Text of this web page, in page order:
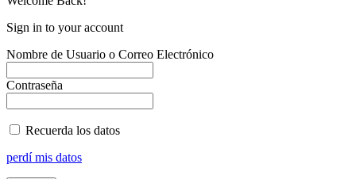
Sign in to your account
Nombre de Usuario o Correo Electrónico
Contraseña
Recuerda los datos
perdí mis datos